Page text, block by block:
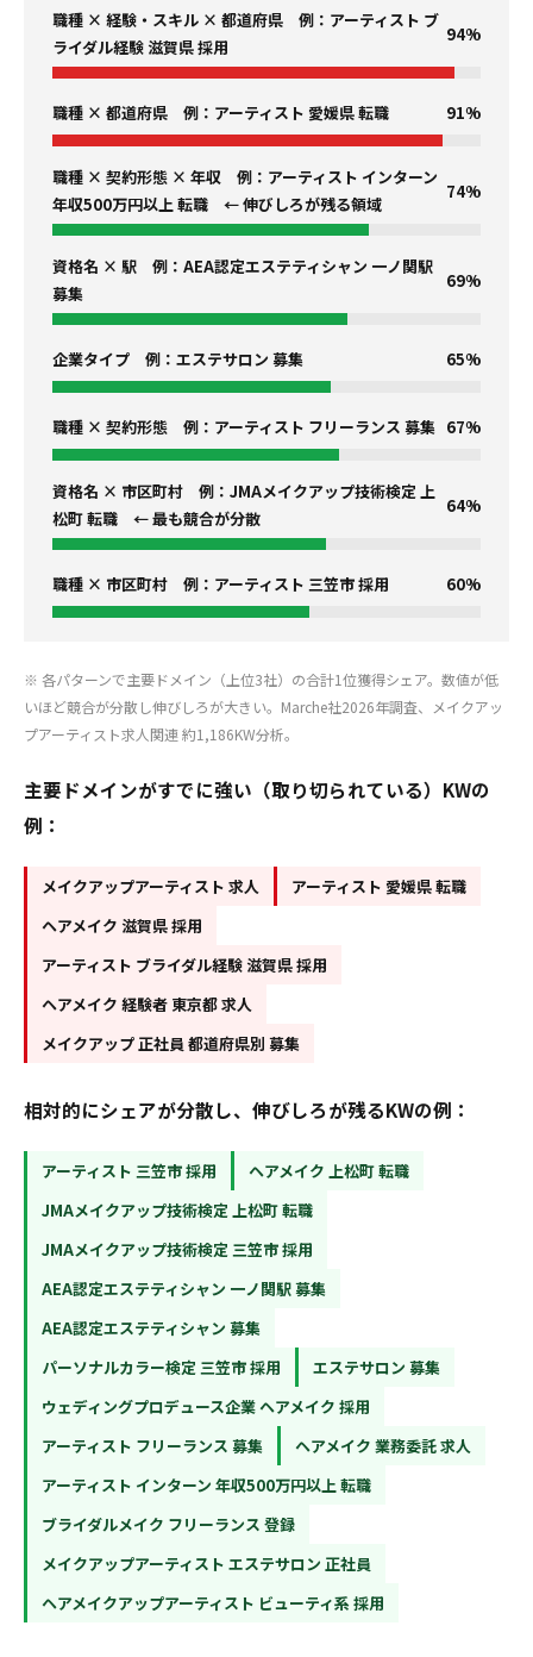
職種 × 経験・スキル × 都道府県 例：アーティスト ブ
ライダル経験 滋賀県 採用
94%
職種 × 都道府県 例：アーティスト 愛媛県 転職 91%
職種 × 契約形態 × 年収 例：アーティスト インターン
年収500万円以上 転職 ← 伸びしろが残る領域
74%
資格名 × 駅 例：AEA認定エステティシャン 一ノ関駅
募集
69%
企業タイプ 例：エステサロン 募集 65%
職種 × 契約形態 例：アーティスト フリーランス 募集 67%
資格名 × 市区町村 例：JMAメイクアップ技術検定 上
松町 転職 ← 最も競合が分散
64%
職種 × 市区町村 例：アーティスト 三笠市 採用 60%
※ 各パターンで主要ドメイン（上位3社）の合計1位獲得シェア。数値が低
いほど競合が分散し伸びしろが大きい。Marche社2026年調査、メイクアッ
プアーティスト求人関連 約1,186KW分析。
主要ドメインがすでに強い（取り切られている）KWの
例：
メイクアップアーティスト 求人
アーティスト 愛媛県 転職
ヘアメイク 滋賀県 採用
アーティスト ブライダル経験 滋賀県 採用
ヘアメイク 経験者 東京都 求人
メイクアップ 正社員 都道府県別 募集
相対的にシェアが分散し、伸びしろが残るKWの例：
アーティスト 三笠市 採用
ヘアメイク 上松町 転職
JMAメイクアップ技術検定 上松町 転職
JMAメイクアップ技術検定 三笠市 採用
AEA認定エステティシャン 一ノ関駅 募集
AEA認定エステティシャン 募集
パーソナルカラー検定 三笠市 採用
エステサロン 募集
ウェディングプロデュース企業 ヘアメイク 採用
アーティスト フリーランス 募集
ヘアメイク 業務委託 求人
アーティスト インターン 年収500万円以上 転職
ブライダルメイク フリーランス 登録
メイクアップアーティスト エステサロン 正社員
ヘアメイクアップアーティスト ビューティ系 採用